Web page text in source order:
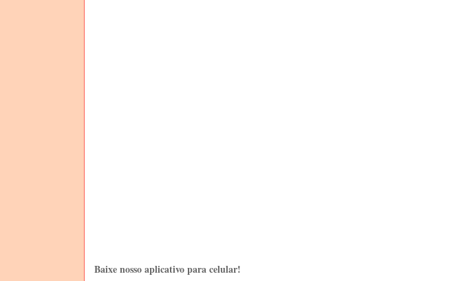
Baixe nosso aplicativo para celular!